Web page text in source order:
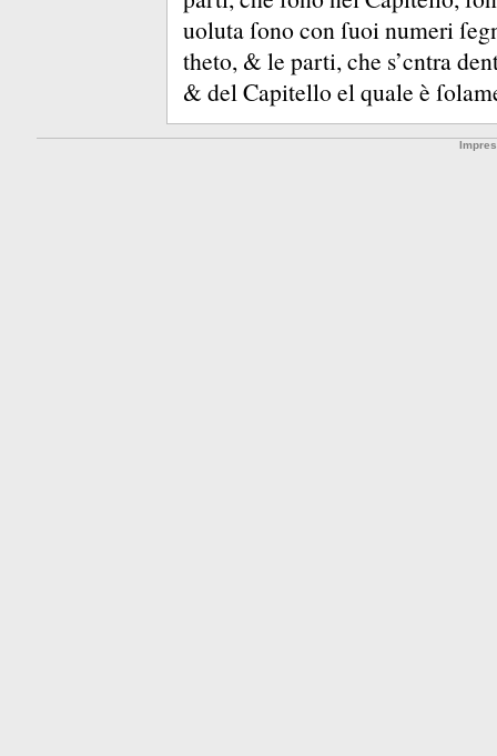
uoluta ſono con ſuoi numeri
theto, & le parti, che s’cntra
& del Capitello el quale è